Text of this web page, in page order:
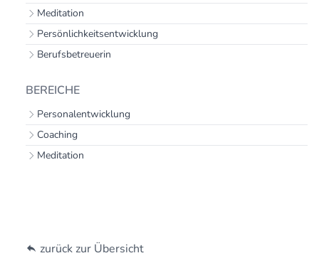
Meditation
Persönlichkeitsentwicklung
Berufsbetreuerin
BEREICHE
Personalentwicklung
Coaching
Meditation
zurück zur Übersicht